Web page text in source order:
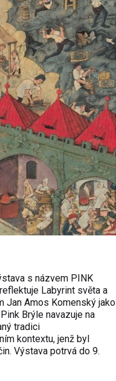
s názvem PINK
Labyrint světa a
Jan Amos Komenský jako
Brýle navazuje na
tradici
kontextu, jenž byl
Výstava potrvá do 9.